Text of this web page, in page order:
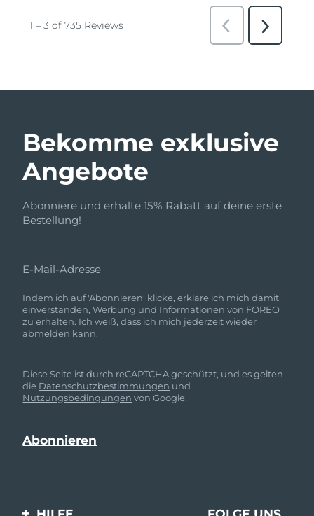
Bekomme exklusive
Angebote
Abonniere und erhalte 15% Rabatt auf deine erste
Bestellung!
E-Mail-Adresse
Indem ich auf 'Abonnieren' klicke, erkläre ich mich damit
einverstanden, Werbung und Informationen von FOREO
zu erhalten. Ich weiß, dass ich mich jederzeit wieder
abmelden kann.
Diese Seite ist durch reCAPTCHA geschützt, und es gelten
die Datenschutzbestimmungen und
Nutzungsbedingungen von Google.